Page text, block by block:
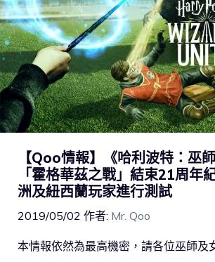
【Qoo情報】《哈利波特：巫
「霍格華茲之戰」結束21周年
洲及紐西蘭玩家進行測試
2019/05/02 作者: Mr. Qoo
本情報依然為最高機密，請各位巫師及